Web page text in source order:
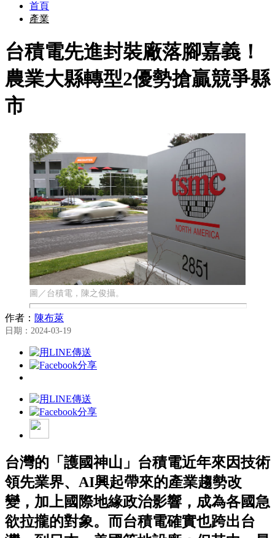
首頁
產業
台積電先進封裝廠落腳嘉義！
農業大縣轉型2優勢搶贏競爭縣
市
圖／台積電，陳之俊攝。
作者： 陳布萊
日期：2024-03-19
台灣的「護國神山」台積電近年來因技術
領先業界、AI興起帶來的產業趨勢改
變，加上國際地緣政治影響，成為各國急
欲拉攏的對象。而台積電確實也跨出台